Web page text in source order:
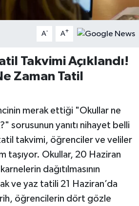
A- A+
Takvimi Açıklandı!
Zaman Tatil
merak ettiği "Okullar ne
sorusunun yanıtı nihayet belli
takvimi, öğrenciler ve veliler
taşıyor. Okullar, 20 Haziran
dağıtılmasının
ve yaz tatili 21 Haziran’da
öğrencilerin dört gözle